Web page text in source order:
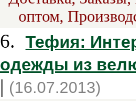
оптом,
6.
Тефия:
одежды из
| (16.07.2013)